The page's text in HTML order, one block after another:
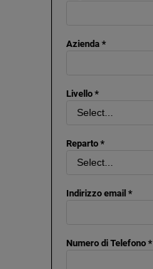
Azienda *
Livello *
Reparto *
Indirizzo email *
Numero di Telefono *